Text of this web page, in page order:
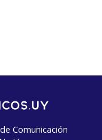
Comunicación